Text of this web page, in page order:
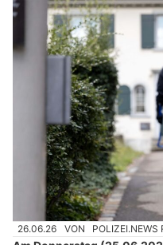
26.06.26 VON POLIZEI.NEWS